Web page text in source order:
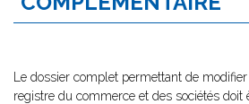
Le dossier complet permettant de
registre du commerce et des sociétés doit